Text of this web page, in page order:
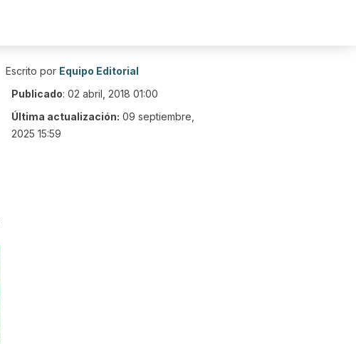
Escrito por Equipo Editorial
Publicado: 02 abril, 2018 01:00
Última actualización: 09 septiembre,
2025 15:59